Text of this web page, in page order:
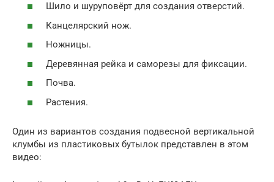
Шило и шуруповёрт для создания отверстий.
Канцелярский нож.
Ножницы.
Деревянная рейка и саморезы для фиксации.
Почва.
Растения.
Один из вариантов создания подвесной вертикальной
клумбы из пластиковых бутылок представлен в этом
видео: